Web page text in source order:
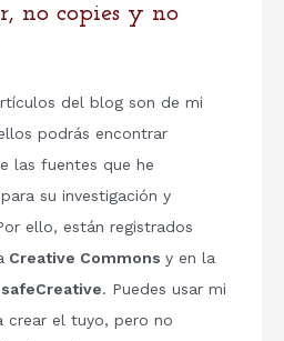
no copies y no
del blog son de mi
podrás encontrar
las fuentes que he
su investigación y
ello, están registrados
Creative Commons y en la
safeCreative. Puedes usar mi
crear el tuyo, pero no